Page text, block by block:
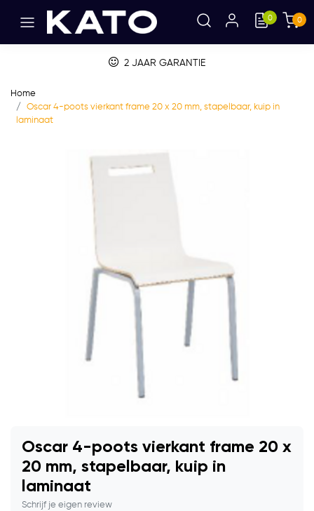
0 0
2 JAAR GARANTIE
Home
Oscar 4-poots vierkant frame 20 x 20 mm, stapelbaar, kuip in
laminaat
Oscar 4-poots vierkant frame 20 x
20 mm, stapelbaar, kuip in
laminaat
Schrijf je eigen review